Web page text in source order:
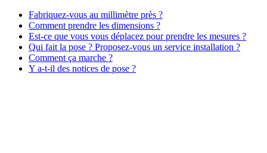
Fabriquez-vous au millimètre près ?
Comment prendre les dimensions ?
Est-ce que vous vous déplacez pour prendre les mesures ?
Qui fait la pose ? Proposez-vous un service installation ?
Comment ça marche ?
Y a-t-il des notices de pose ?